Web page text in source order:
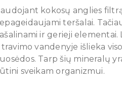
kokosų anglies
teršalai.
ir gerieji elementai.
vandenyje išlieka
Tarp šių mineralų
sveikam organizmui.